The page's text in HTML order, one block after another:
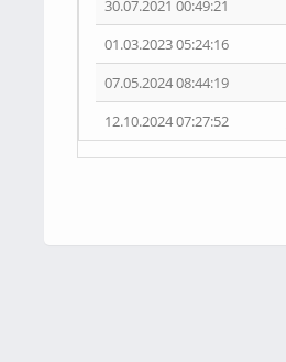
30.07.2021 00:49:21
01.03.2023 05:24:16
07.05.2024 08:44:19
12.10.2024 07:27:52